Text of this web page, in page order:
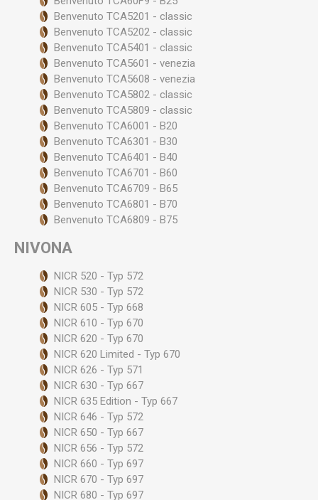
Benvenuto TCA5201 - classic
Benvenuto TCA5202 - classic
Benvenuto TCA5401 - classic
Benvenuto TCA5601 - venezia
Benvenuto TCA5608 - venezia
Benvenuto TCA5802 - classic
Benvenuto TCA5809 - classic
Benvenuto TCA6001 - B20
Benvenuto TCA6301 - B30
Benvenuto TCA6401 - B40
Benvenuto TCA6701 - B60
Benvenuto TCA6709 - B65
Benvenuto TCA6801 - B70
Benvenuto TCA6809 - B75
NIVONA
NICR 520 - Typ 572
NICR 530 - Typ 572
NICR 605 - Typ 668
NICR 610 - Typ 670
NICR 620 - Typ 670
NICR 620 Limited - Typ 670
NICR 626 - Typ 571
NICR 630 - Typ 667
NICR 635 Edition - Typ 667
NICR 646 - Typ 572
NICR 650 - Typ 667
NICR 656 - Typ 572
NICR 660 - Typ 697
NICR 670 - Typ 697
NICR 680 - Typ 697